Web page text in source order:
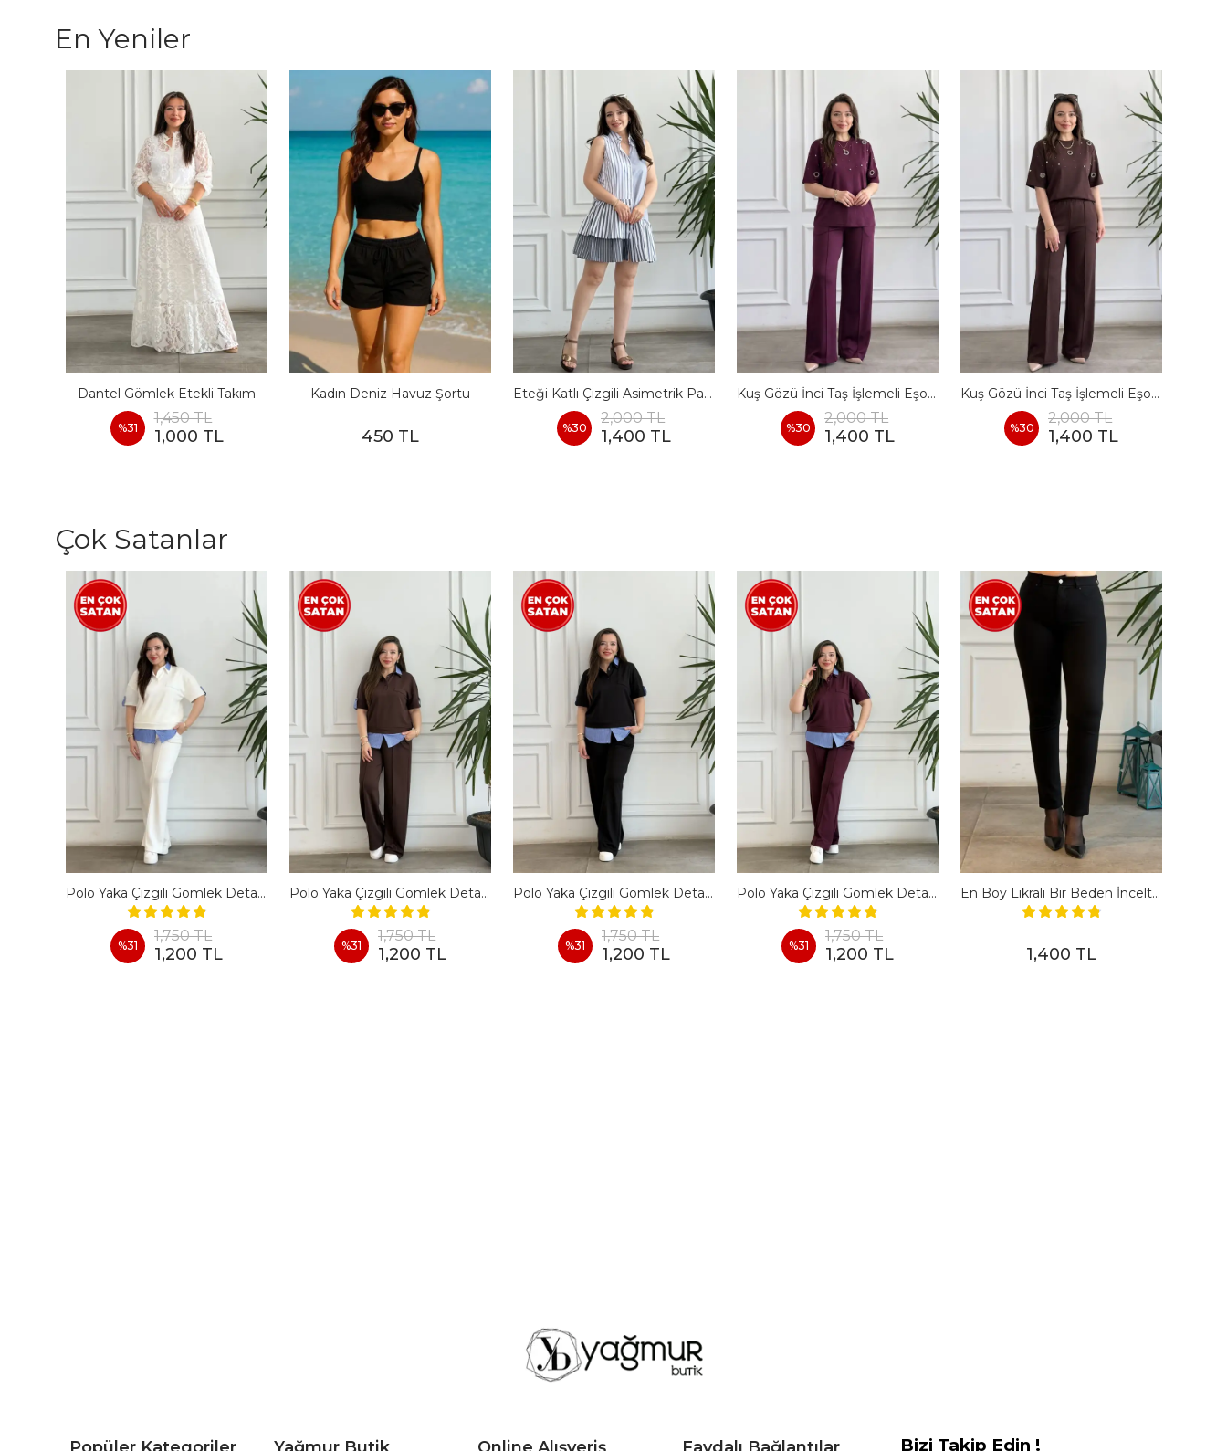
En Yeniler
Dantel Gömlek Etekli Takım
%31
1,450 TL
1,000 TL
Kadın Deniz Havuz Şortu
450 TL
Eteği Katlı Çizgili Asimetrik Pamuk Elbise
%30
2,000 TL
1,400 TL
Kuş Gözü İnci Taş İşlemeli Eşofman Takımı - BORDO
%30
2,000 TL
1,400 TL
Kuş Gözü İnci Taş İşlemeli Eşofman Takımı - KAHVERENGI
%30
2,000 TL
1,400 TL
Çok Satanlar
Polo Yaka Çizgili Gömlek Detaylı Kısa Kollu Takım - BEYAZ
%31
1,750 TL
1,200 TL
Polo Yaka Çizgili Gömlek Detaylı Kısa Kollu Takım - KAHVERENGI
%31
1,750 TL
1,200 TL
Polo Yaka Çizgili Gömlek Detaylı Kısa Kollu Takım - SIYAH
%31
1,750 TL
1,200 TL
Polo Yaka Çizgili Gömlek Detaylı Kısa Kollu Takım - BORDO
%31
1,750 TL
1,200 TL
En Boy Likralı Bir Beden İncelten Pantolon - SIYAH
1,400 TL
Bizi Takip Edin !